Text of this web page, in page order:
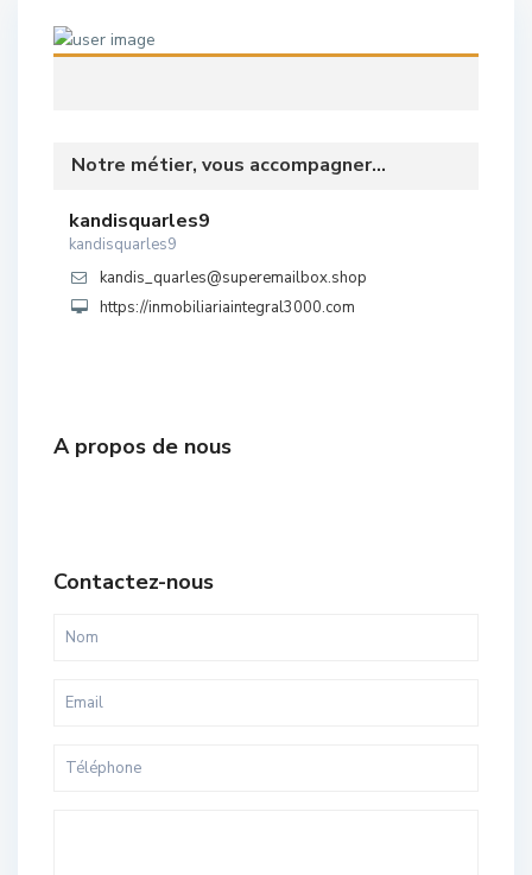
Notre métier, vous accompagner...
kandisquarles9
kandisquarles9
kandis_quarles@superemailbox.shop
https://inmobiliariaintegral3000.com
A propos de nous
Contactez-nous